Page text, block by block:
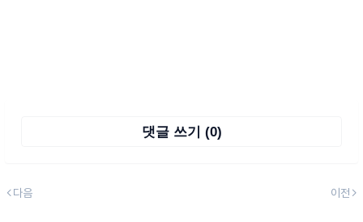
댓글 쓰기 (0)
다음 이전